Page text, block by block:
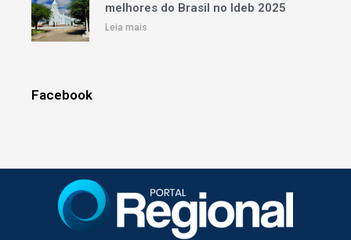
melhores do Brasil no Ideb 2025
Leia mais
Facebook